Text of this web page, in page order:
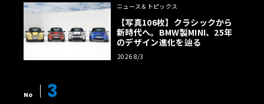
ニュース＆トピックス
【写真106枚】クラシックから
新時代へ。BMW製MINI、25年
のデザイン進化を辿る
2026 8/3
No 3